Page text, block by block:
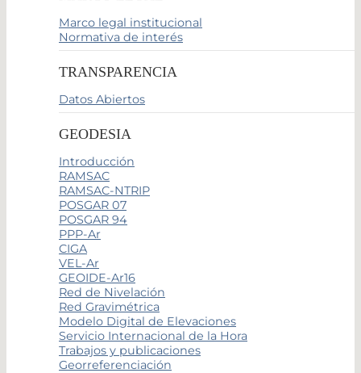
Marco legal institucional
Normativa de interés
TRANSPARENCIA
Datos Abiertos
GEODESIA
Introducción
RAMSAC
RAMSAC-NTRIP
POSGAR 07
POSGAR 94
PPP-Ar
CIGA
VEL-Ar
GEOIDE-Ar16
Red de Nivelación
Red Gravimétrica
Modelo Digital de Elevaciones
Servicio Internacional de la Hora
Trabajos y publicaciones
Georreferenciación